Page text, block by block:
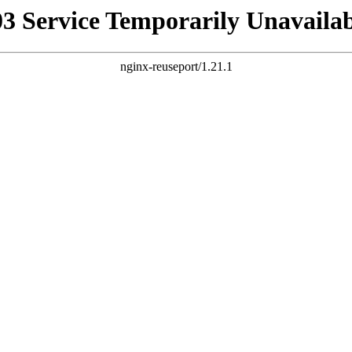
Service Temporarily
nginx-reuseport/1.21.1